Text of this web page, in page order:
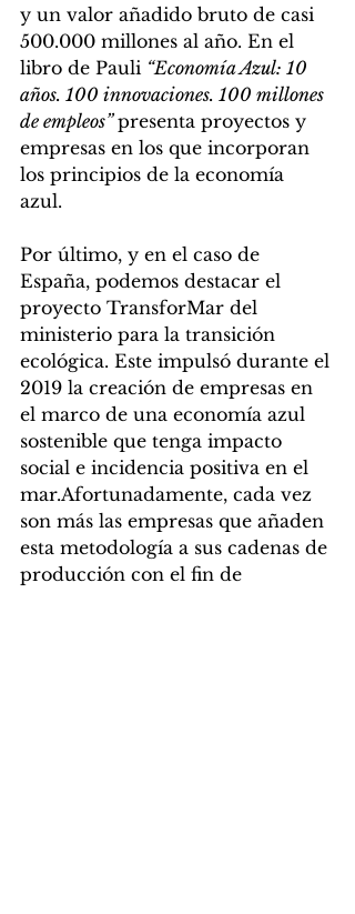
y un valor añadido bruto de casi
500.000 millones al año. En el
libro de Pauli “Economía Azul: 10
años. 100 innovaciones. 100 millones
de empleos” presenta proyectos y
empresas en los que incorporan
los principios de la economía
azul.
Por último, y en el caso de
España, podemos destacar el
proyecto TransforMar del
ministerio para la transición
ecológica. Este impulsó durante el
2019 la creación de empresas en
el marco de una economía azul
sostenible que tenga impacto
social e incidencia positiva en el
mar.Afortunadamente, cada vez
son más las empresas que añaden
esta metodología a sus cadenas de
producción con el fin de